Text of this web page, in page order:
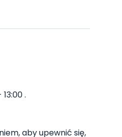
.
aby upewnić się,